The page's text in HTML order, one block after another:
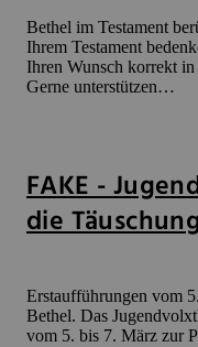
Bethel im Testament
Ihrem Testament
Ihren Wunsch korrekt
Gerne unterstützen…
FAKE -
die
Erstaufführungen vom
Bethel. Das
vom 5. bis 7. März zur